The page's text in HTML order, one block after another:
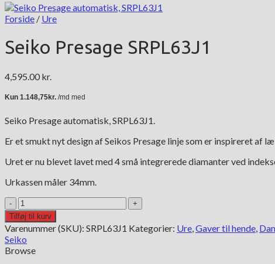
Forside / Ure
Seiko Presage SRPL63J1
4,595.00 kr.
Seiko Presage automatisk, SRPL63J1.
Er et smukt nyt design af Seikos Presage linje som er inspireret
Uret er nu blevet lavet med 4 små integrerede diamanter ved
Urkassen måler 34mm.
Seiko
Presage
SRPL63J1
antal
Tilføj til kurv
Varenummer (SKU): SRPL63J1 Kategorier: Ure,Gaver til hende,
Seiko
Browse